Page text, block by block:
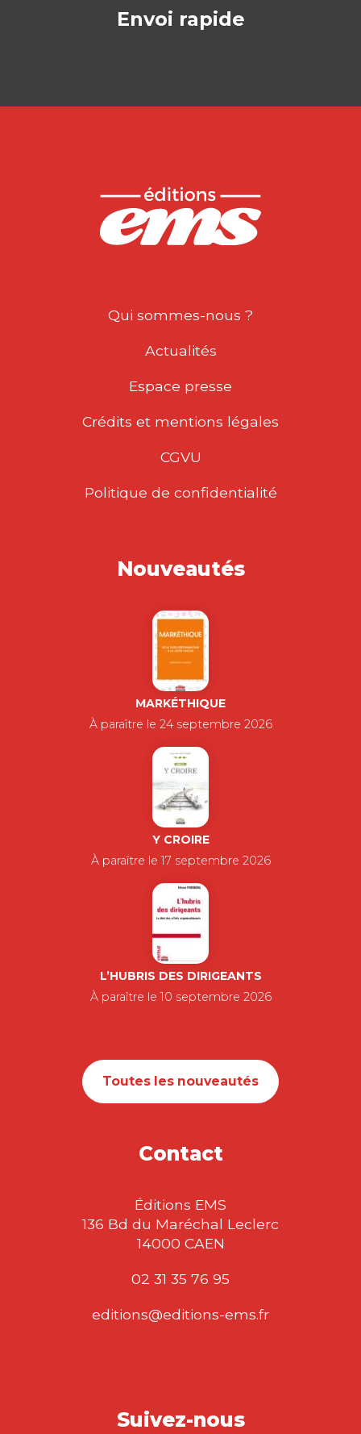
Envoi rapide
Qui sommes-nous ?
Actualités
Espace presse
Crédits et mentions légales
CGVU
Politique de confidentialité
Nouveautés
MARKÉTHIQUE
À paraître le 24 septembre 2026
Y CROIRE
À paraître le 17 septembre 2026
L’HUBRIS DES DIRIGEANTS
À paraître le 10 septembre 2026
Toutes les nouveautés
Contact
Éditions EMS
136 Bd du Maréchal Leclerc
14000 CAEN
02 31 35 76 95
editions@editions-ems.fr
Suivez-nous